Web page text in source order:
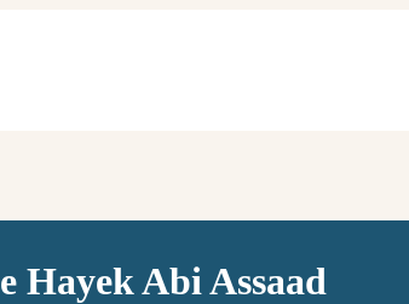
Hayek Abi Assaad